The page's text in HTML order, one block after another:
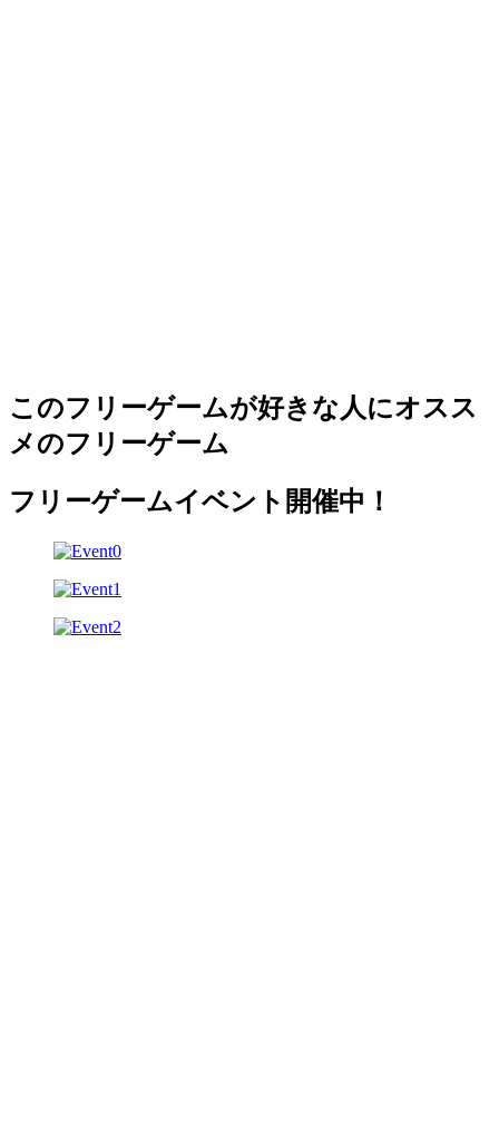
このフリーゲームが好きな人にオスス
メのフリーゲーム
フリーゲームイベント開催中！